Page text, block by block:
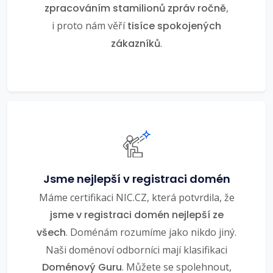
zpracováním stamilionů zpráv ročně,
i proto nám věřítisíce spokojených
zákazníků.
Jsme nejlepší v registraci domén
Máme certifikaci NIC.CZ, která potvrdila, že
jsme v registraci domén nejlepší ze
všech. Doménám rozumíme jako nikdo jiný.
Naši doménoví odborníci mají klasifikaci
Doménový Guru. Můžete se spolehnout,